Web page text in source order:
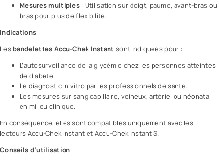
Mesures multiples: Utilisation sur doigt, paume, avant-bras ou
bras pour plus de flexibilité.
Indications
Les bandelettes Accu-Chek Instant sont indiquées pour :
L’autosurveillance de la glycémie chez les personnes atteintes
de diabète.
Le diagnostic in vitro par les professionnels de santé.
Les mesures sur sang capillaire, veineux, artériel ou néonatal
en milieu clinique.
En conséquence, elles sont compatibles uniquement avec les
lecteurs Accu-Chek Instant et Accu-Chek Instant S.
Conseils d’utilisation